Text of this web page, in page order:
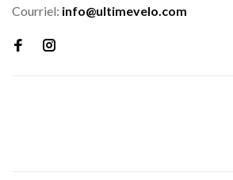
Courriel: info@ultimevelo.com